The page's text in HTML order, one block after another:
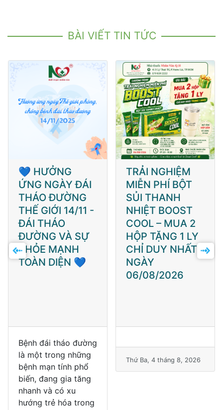
BÀI VIẾT TIN TỨC
💙 HƯỞNG
ỨNG NGÀY ĐÁI
THÁO ĐƯỜNG
THẾ GIỚI 14/11 -
ĐÁI THÁO
ĐƯỜNG VÀ SỰ
KHỎE MẠNH
TOÀN DIỆN 💙
Bệnh đái tháo đường
là một trong những
bệnh mạn tính phổ
biến, đang gia tăng
nhanh và có xu
hướng trẻ hóa trong
TRẢI NGHIỆM
MIỄN PHÍ BỘT
SỦI THANH
NHIỆT BOOST
COOL – MUA 2
HỘP TẶNG 1 LY
CHỈ DUY NHẤT
NGÀY
06/08/2026
Thứ Ba, 4 tháng 8, 2026